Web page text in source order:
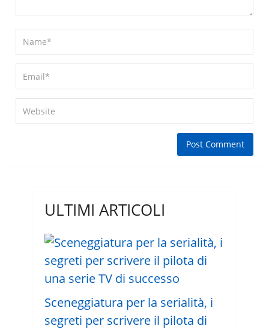
ULTIMI ARTICOLI
Sceneggiatura per la serialità, i
segreti per scrivere il pilota di